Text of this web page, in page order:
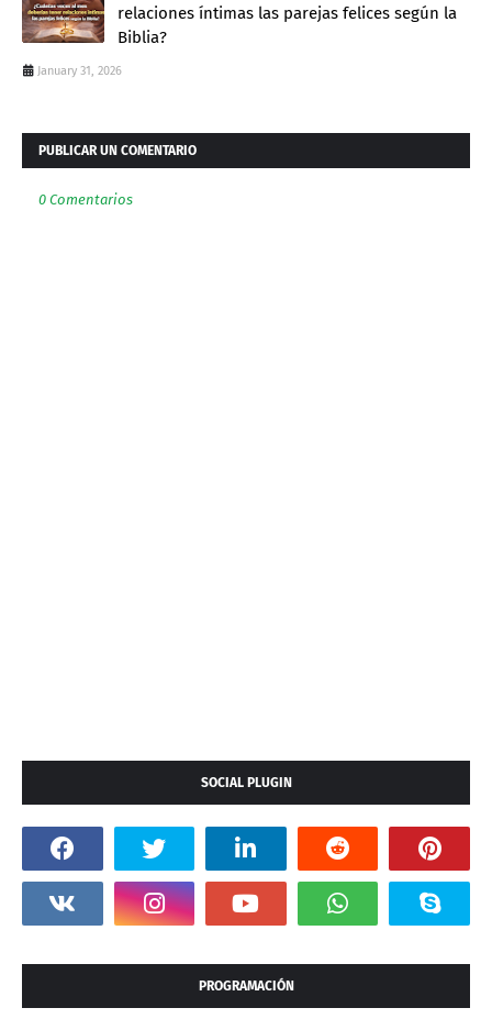
relaciones íntimas las parejas felices según la
Biblia?
January 31, 2026
PUBLICAR UN COMENTARIO
0 Comentarios
SOCIAL PLUGIN
PROGRAMACIÓN